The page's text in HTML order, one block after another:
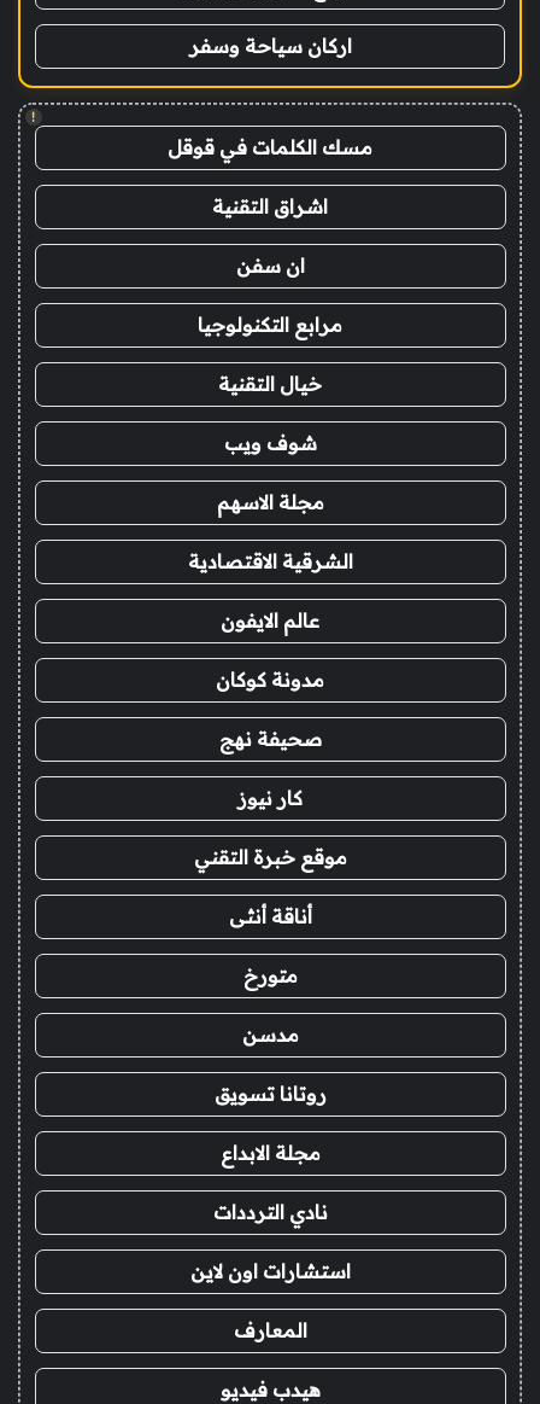
اركان سياحة وسفر
!
مسك الكلمات في قوقل
اشراق التقنية
ان سفن
مرابع التكنولوجيا
خيال التقنية
شوف ويب
مجلة الاسهم
الشرقية الاقتصادية
عالم الايفون
مدونة كوكان
صحيفة نهج
كار نيوز
موقع خبرة التقني
أناقة أنثى
متورخ
مدسن
روتانا تسويق
مجلة الابداع
نادي الترددات
استشارات اون لاين
المعارف
هيدب فيديو